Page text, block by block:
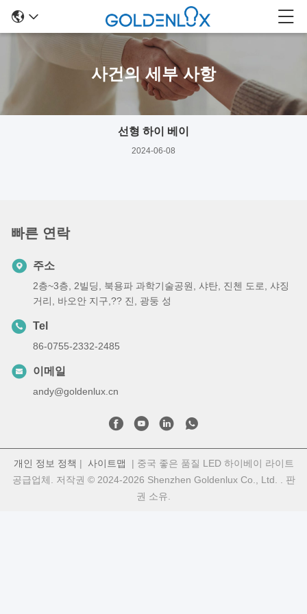
사건의 세부 사항
선형 하이 베이
2024-06-08
빠른 연락
주소
2층~3층, 2빌딩, 북용파 과학기술공원, 샤탄, 진첸 도로, 샤징
거리, 바오안 지구,?? 진, 광둥 성
Tel
86-0755-2332-2485
이메일
andy@goldenlux.cn
개인 정보 정책 | 사이트맵 | 중국 좋은 품질 LED 하이베이 라이트
공급업체. 저작권 © 2024-2026 Shenzhen Goldenlux Co., Ltd. . 판
권 소유.